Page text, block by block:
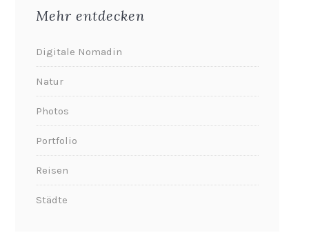
Mehr entdecken
Digitale Nomadin
Natur
Photos
Portfolio
Reisen
Städte